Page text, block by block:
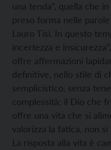
una tenda”, quella che
preso forma nelle
Lauro Tisi. In questo
incertezza e
offre affermazioni
definitive, nello stile di
semplicistico, senza
complessità; il Dio che
offre una vita che si
valorizza la fatica, non
La risposta alla vita è